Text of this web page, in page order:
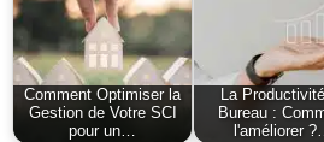
Comment Optimiser la
Gestion de Votre SCI
pour un…
La
Bureau :
l'améliorer